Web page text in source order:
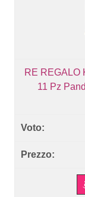
RE REGALO
11 Pz